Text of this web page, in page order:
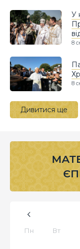
У
8
8
Дивитися ще
Пн Вт